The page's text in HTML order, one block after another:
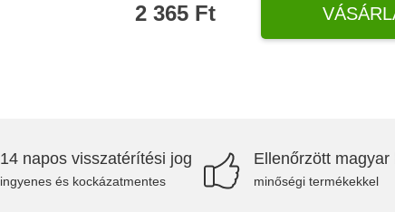
2 365 Ft
14 napos visszatérítési jog
ingyenes és kockázatmentes
Ellenőrzött magyar
minőségi termékekkel